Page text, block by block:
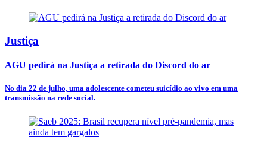
Justiça
AGU pedirá na Justiça a retirada do Discord do ar
No dia 22 de julho, uma adolescente cometeu suicídio ao vivo em uma
transmissão na rede social.